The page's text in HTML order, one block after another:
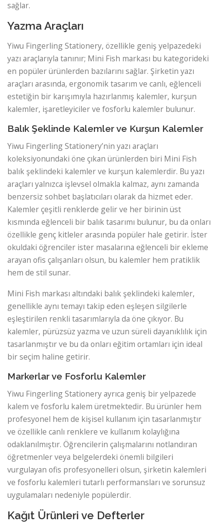
sağlar.
Yazma Araçları
Yiwu Fingerling Stationery, özellikle geniş yelpazedeki
yazı araçlarıyla tanınır; Mini Fish markası bu kategorideki
en popüler ürünlerden bazılarını sağlar. Şirketin yazı
araçları arasında, ergonomik tasarım ve canlı, eğlenceli
estetiğin bir karışımıyla hazırlanmış kalemler, kurşun
kalemler, işaretleyiciler ve fosforlu kalemler bulunur.
Balık Şeklinde Kalemler ve Kurşun Kalemler
Yiwu Fingerling Stationery’nin yazı araçları
koleksiyonundaki öne çıkan ürünlerden biri Mini Fish
balık şeklindeki kalemler ve kurşun kalemlerdir. Bu yazı
araçları yalnızca işlevsel olmakla kalmaz, aynı zamanda
benzersiz sohbet başlatıcıları olarak da hizmet eder.
Kalemler çeşitli renklerde gelir ve her birinin üst
kısmında eğlenceli bir balık tasarımı bulunur, bu da onları
özellikle genç kitleler arasında popüler hale getirir. İster
okuldaki öğrenciler ister masalarına eğlenceli bir ekleme
arayan ofis çalışanları olsun, bu kalemler hem pratiklik
hem de stil sunar.
Mini Fish markası altındaki balık şeklindeki kalemler,
genellikle aynı temayı takip eden eşleşen silgilerle
eşleştirilen renkli tasarımlarıyla da öne çıkıyor. Bu
kalemler, pürüzsüz yazma ve uzun süreli dayanıklılık için
tasarlanmıştır ve bu da onları eğitim ortamları için ideal
bir seçim haline getirir.
Markerlar ve Fosforlu Kalemler
Yiwu Fingerling Stationery ayrıca geniş bir yelpazede
kalem ve fosforlu kalem üretmektedir. Bu ürünler hem
profesyonel hem de kişisel kullanım için tasarlanmıştır
ve özellikle canlı renklere ve kullanım kolaylığına
odaklanılmıştır. Öğrencilerin çalışmalarını notlandıran
öğretmenler veya belgelerdeki önemli bilgileri
vurgulayan ofis profesyonelleri olsun, şirketin kalemleri
ve fosforlu kalemleri tutarlı performansları ve sorunsuz
uygulamaları nedeniyle popülerdir.
Kağıt Ürünleri ve Defterler